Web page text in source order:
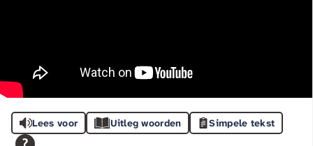
Lees voor Uitleg woorden Simpele tekst